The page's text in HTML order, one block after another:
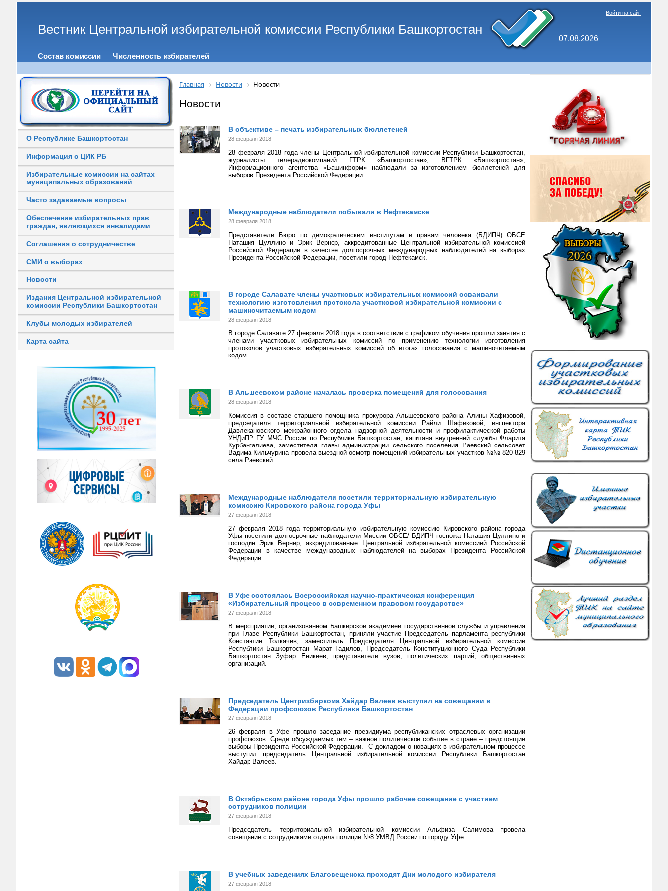
Вестник Центральной избирательной комиссии Республики Башкортостан
07.08.2026
Войти на сайт
Состав комиссии Численность избирателей
О Республике Башкортостан
Информация о ЦИК РБ
Избирательные комиссии на сайтах
муниципальных образований
Часто задаваемые вопросы
Обеспечение избирательных прав
граждан, являющихся инвалидами
Соглашения о сотрудничестве
СМИ о выборах
Новости
Издания Центральной избирательной
комиссии Республики Башкортостан
Клубы молодых избирателей
Карта сайта
Главная Новости Новости
Новости
В объективе – печать избирательных бюллетеней
28 февраля 2018
28 февраля 2018 года члены Центральной избирательной комиссии Республики Башкортостан,
журналисты телерадиокомпаний ГТРК «Башкортостан», ВГТРК «Башкортостан»,
Информационного агентства «Башинформ» наблюдали за изготовлением бюллетеней для
выборов Президента Российской Федерации.
Международные наблюдатели побывали в Нефтекамске
28 февраля 2018
Представители Бюро по демократическим институтам и правам человека (БДИПЧ) ОБСЕ
Наташия Цуллино и Эрик Вернер, аккредитованные Центральной избирательной комиссией
Российской Федерации в качестве долгосрочных международных наблюдателей на выборах
Президента Российской Федерации, посетили город Нефтекамск.
В городе Салавате члены участковых избирательных комиссий осваивали
технологию изготовления протокола участковой избирательной комиссии с
машиночитаемым кодом
28 февраля 2018
В городе Салавате 27 февраля 2018 года в соответствии с графиком обучения прошли занятия с
членами участковых избирательных комиссий по применению технологии изготовления
протоколов участковых избирательных комиссий об итогах голосования с машиночитаемым
кодом.
В Альшеевском районе началась проверка помещений для голосования
28 февраля 2018
Комиссия в составе старшего помощника прокурора Альшеевского района Алины Хафизовой,
председателя территориальной избирательной комиссии Райли Шафиковой, инспектора
Давлекановского межрайонного отдела надзорной деятельности и профилактической работы
УНДиПР ГУ МЧС России по Республике Башкортостан, капитана внутренней службы Фларита
Курбангалиева, заместителя главы администрации сельского поселения Раевский сельсовет
Вадима Кильчурина провела выездной осмотр помещений избирательных участков №№ 820-829
села Раевский.
Международные наблюдатели посетили территориальную избирательную
комиссию Кировского района города Уфы
27 февраля 2018
27 февраля 2018 года территориальную избирательную комиссию Кировского района города
Уфы посетили долгосрочные наблюдатели Миссии ОБСЕ/ БДИПЧ госпожа Наташия Цуллино и
господин Эрик Вернер, аккредитованные Центральной избирательной комиссией Российской
Федерации в качестве международных наблюдателей на выборах Президента Российской
Федерации.
В Уфе состоялась Всероссийская научно-практическая конференция
«Избирательный процесс в современном правовом государстве»
27 февраля 2018
В мероприятии, организованном Башкирской академией государственной службы и управления
при Главе Республики Башкортостан, приняли участие Председатель парламента республики
Константин Толкачев, заместитель Председателя Центральной избирательной комиссии
Республики Башкортостан Марат Гадилов, Председатель Конституционного Суда Республики
Башкортостан Зуфар Еникеев, представители вузов, политических партий, общественных
организаций.
Председатель Центризбиркома Хайдар Валеев выступил на совещании в
Федерации профсоюзов Республики Башкортостан
27 февраля 2018
26 февраля в Уфе прошло заседание президиума республиканских отраслевых организации
профсоюзов. Среди обсуждаемых тем – важное политическое событие в стране – предстоящие
выборы Президента Российской Федерации. С докладом о новациях в избирательном процессе
выступил председатель Центральной избирательной комиссии Республики Башкортостан
Хайдар Валеев.
В Октябрьском районе города Уфы прошло рабочее совещание с участием
сотрудников полиции
27 февраля 2018
Председатель территориальной избирательной комиссии Альфиза Салимова провела
совещание с сотрудниками отдела полиции №8 УМВД России по городу Уфе.
В учебных заведениях Благовещенска проходят Дни молодого избирателя
27 февраля 2018